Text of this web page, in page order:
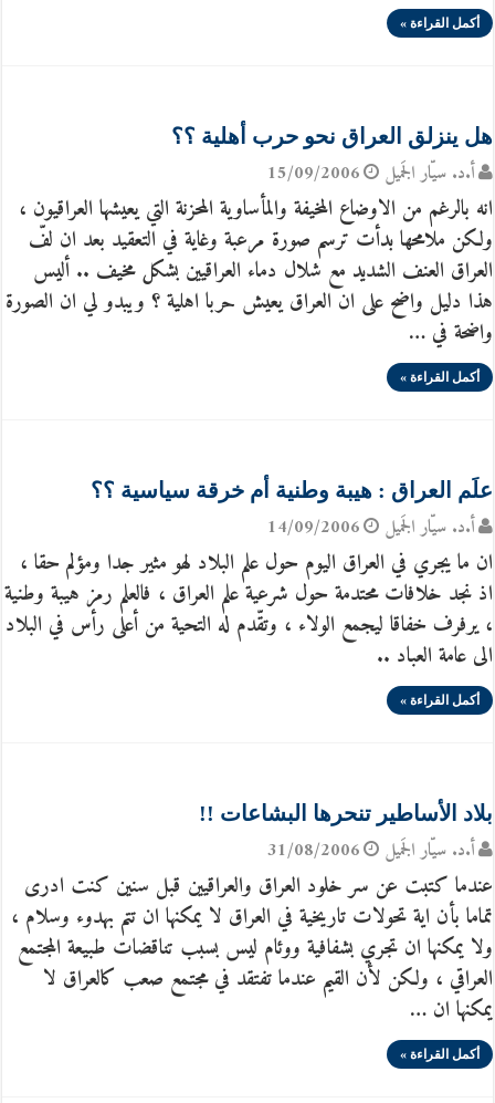
أكمل القراءة »
هل ينزلق العراق نحو حرب أهلية ؟؟
أ.د. سيّار الجَميل 15/09/2006
انه بالرغم من الاوضاع المخيفة والمأساوية المحزنة التي يعيشها العراقيون ،
ولكن ملامحها بدأت ترسم صورة مرعبة وغاية في التعقيد بعد ان لفّ
العراق العنف الشديد مع شلال دماء العراقيين بشكل مخيف .. أليس
هذا دليل واضح على ان العراق يعيش حربا اهلية ؟ ويبدو لي ان الصورة
واضحة في …
أكمل القراءة »
َعلَم العراق : هيبة وطنية أم خرقة سياسية ؟؟
أ.د. سيّار الجَميل 14/09/2006
ان ما يجري في العراق اليوم حول علم البلاد لهو مثير جدا ومؤلم حقا ،
اذ نجد خلافات محتدمة حول شرعية علم العراق ، فالعلم رمز هيبة وطنية
، يرفرف خفاقا ليجمع الولاء ، وتقّدم له التحية من أعلى رأس في البلاد
الى عامة العباد ..
أكمل القراءة »
بلاد الأساطير تنحرها البشاعات !!
أ.د. سيّار الجَميل 31/08/2006
عندما كتبت عن سر خلود العراق والعراقيين قبل سنين كنت ادرى
تماما بأن اية تحولات تاريخية في العراق لا يمكنها ان تتم بهدوء وسلام ،
ولا يمكنها ان تجري بشفافية ووئام ليس بسبب تناقضات طبيعة المجتمع
العراقي ، ولكن لأن القيم عندما تفتقد في مجتمع صعب كالعراق لا
يمكنها ان …
أكمل القراءة »